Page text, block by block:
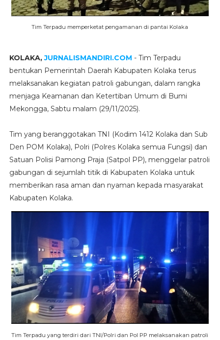
Tim Terpadu memperketat pengamanan di pantai Kolaka
KOLAKA,JURNALISMANDIRI.COM - Tim Terpadu
bentukan Pemerintah Daerah Kabupaten Kolaka terus
melaksanakan kegiatan patroli gabungan, dalam rangka
menjaga Keamanan dan Ketertiban Umum di Bumi
Mekongga, Sabtu malam (29/11/2025).
Tim yang beranggotakan TNI (Kodim 1412 Kolaka dan Sub
Den POM Kolaka), Polri (Polres Kolaka semua Fungsi) dan
Satuan Polisi Pamong Praja (Satpol PP), menggelar patroli
gabungan di sejumlah titik di Kabupaten Kolaka untuk
memberikan rasa aman dan nyaman kepada masyarakat
Kabupaten Kolaka.
Tim Terpadu yang terdiri dari TNI/Polri dan Pol PP melaksanakan patroli